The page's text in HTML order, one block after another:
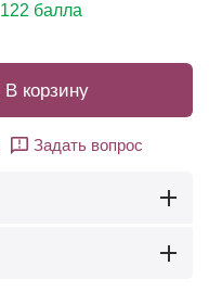
122 балла
В корзину
Задать вопрос